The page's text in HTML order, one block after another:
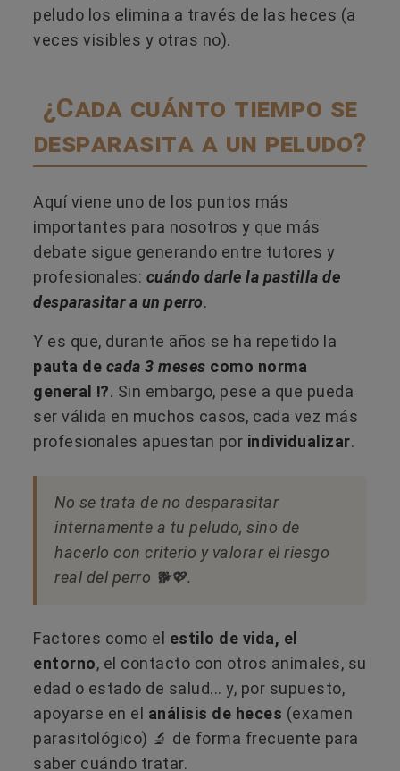
peludo los elimina a través de las heces (a
veces visibles y otras no).
¿Cada cuánto tiempo se
desparasita a un peludo?
Aquí viene uno de los puntos más
importantes para nosotros y que más
debate sigue generando entre tutores y
profesionales: cuándo darle la pastilla de
desparasitar a un perro.
Y es que, durante años se ha repetido la
pauta de cada 3 meses como norma
general ⁉️. Sin embargo, pese a que pueda
ser válida en muchos casos, cada vez más
profesionales apuestan por individualizar.
No se trata de no desparasitar
internamente a tu peludo, sino de
hacerlo con criterio y valorar el riesgo
real del perro 🐕💖.
Factores como el estilo de vida, el
entorno, el contacto con otros animales, su
edad o estado de salud... y, por supuesto,
apoyarse en el análisis de heces (examen
parasitológico) 🔬 de forma frecuente para
saber cuándo tratar.